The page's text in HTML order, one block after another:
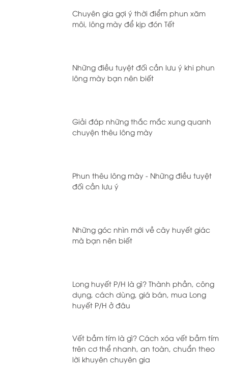
Chuyên gia gợi ý thời điểm phun xăm
môi, lông mày để kịp đón Tết
Những điều tuyệt đối cần lưu ý khi phun
lông mày bạn nên biết
Giải đáp những thắc mắc xung quanh
chuyện thêu lông mày
Phun thêu lông mày - Những điều tuyệt
đối cần lưu ý
Những góc nhìn mới về cây huyết giác
mà bạn nên biết
Long huyết P/H là gì? Thành phần, công
dụng, cách dùng, giá bán, mua Long
huyết P/H ở đâu
Vết bầm tím là gì? Cách xóa vết bầm tím
trên cơ thể nhanh, an toàn, chuẩn theo
lời khuyên chuyên gia